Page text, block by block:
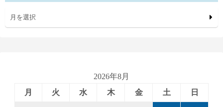
月を選択
2026年8月
月
火 水 木 金 土 日